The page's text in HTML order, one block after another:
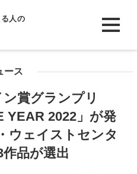
人の
ース
ン賞グランプリ
YEAR 2022」が発
ウェイストセンタ
品が選出